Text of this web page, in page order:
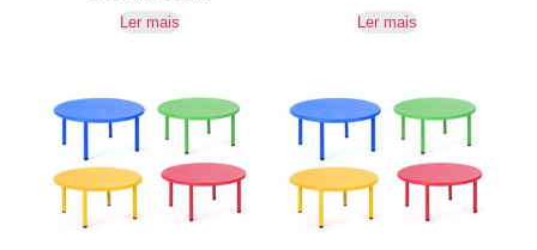
Ler mais Ler mais